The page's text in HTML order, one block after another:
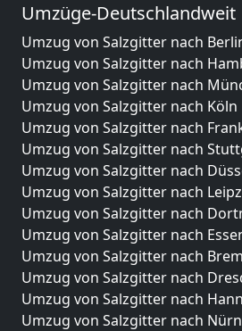
Umzüge-Deutschlandweit
Umzug von Salzgitter nach
Umzug von Salzgitter nach
Umzug von Salzgitter nach
Umzug von Salzgitter nach Köln
Umzug von Salzgitter nach
Umzug von Salzgitter nach
Umzug von Salzgitter nach
Umzug von Salzgitter nach
Umzug von Salzgitter nach
Umzug von Salzgitter nach
Umzug von Salzgitter nach
Umzug von Salzgitter nach
Umzug von Salzgitter nach
Umzug von Salzgitter nach